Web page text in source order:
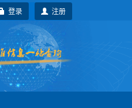
注册
登录